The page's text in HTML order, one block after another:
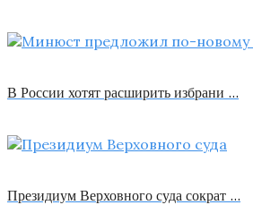
В России хотят расширить избрани …
Президиум Верховного суда сократ …